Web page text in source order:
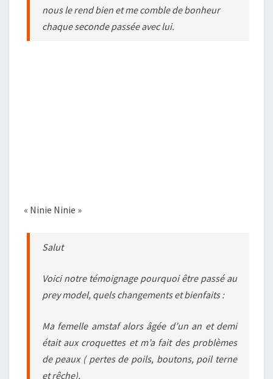
nous le rend bien et me comble de bonheur
chaque seconde passée avec lui.
« Ninie Ninie »
Salut
Voici notre témoignage pourquoi être passé au
prey model, quels changements et bienfaits :
Ma femelle amstaf alors âgée d’un an et demi
était aux croquettes et m’a fait des problèmes
de peaux ( pertes de poils, boutons, poil terne
et rêche).